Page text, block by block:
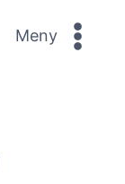
Meny